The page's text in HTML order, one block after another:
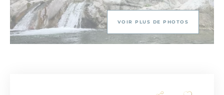
VOIR PLUS DE PHOTOS